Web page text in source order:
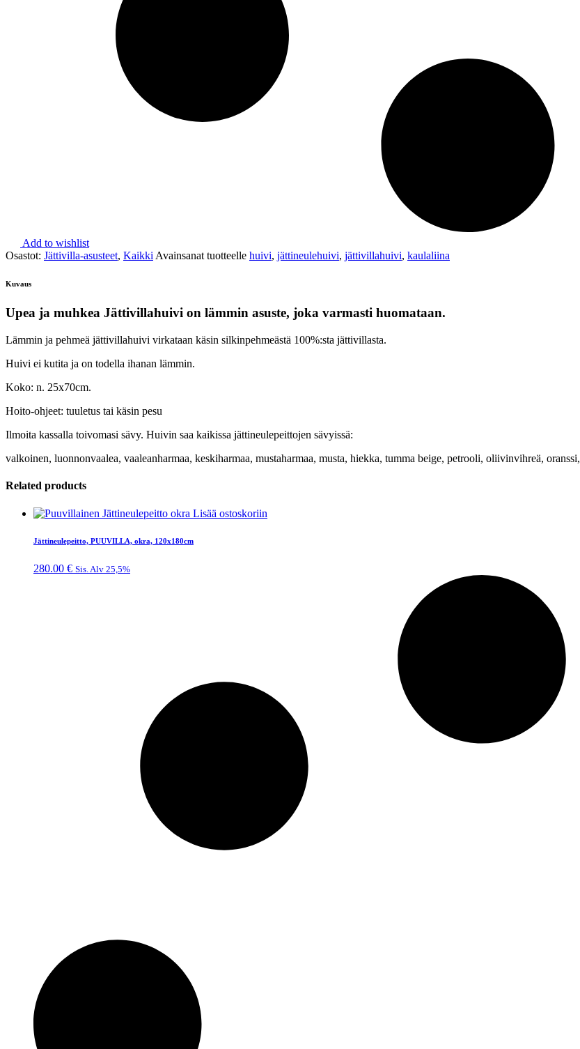
Add to wishlist
Osastot: Jättivilla-asusteet, Kaikki Avainsanat tuotteelle huivi, jättineulehuivi, jättivillahuivi, kaulaliina
Kuvaus
Upea ja muhkea Jättivillahuivi on lämmin asuste, joka varmasti huomataan.
Lämmin ja pehmeä jättivillahuivi virkataan käsin silkinpehmeästä 100%:sta jättivillasta.
Huivi ei kutita ja on todella ihanan lämmin.
Koko: n. 25x70cm.
Hoito-ohjeet: tuuletus tai käsin pesu
Ilmoita kassalla toivomasi sävy. Huivin saa kaikissa jättineulepeittojen sävyissä:
valkoinen, luonnonvaalea, vaaleanharmaa, keskiharmaa, mustaharmaa, musta, hiekka, tumma beige, petrooli, oliivinvihreä,
Related products
Lisää ostoskoriin
Jättineulepeitto, PUUVILLA, okra, 120x180cm
280.00 € Sis. Alv 25,5%